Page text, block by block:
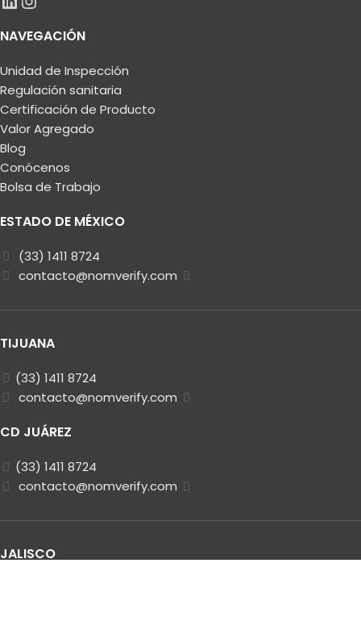
NAVEGACIÓN
Unidad de Inspección
Regulación sanitaria
Certificación de Producto
Valor Agregado
Blog
Conócenos
Bolsa de Trabajo
ESTADO DE MÉXICO
(33) 1411 8724
contacto@nomverify.com
TIJUANA
(33) 1411 8724
contacto@nomverify.com
CD JUÁREZ
(33) 1411 8724
contacto@nomverify.com
JALISCO